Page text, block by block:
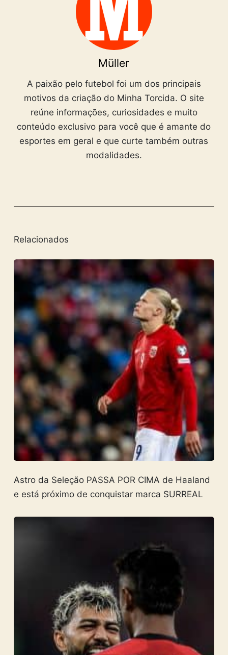
Müller
A paixão pelo futebol foi um dos principais
motivos da criação do Minha Torcida. O site
reúne informações, curiosidades e muito
conteúdo exclusivo para você que é amante do
esportes em geral e que curte também outras
modalidades.
Relacionados
Astro da Seleção PASSA POR CIMA de Haaland
e está próximo de conquistar marca SURREAL